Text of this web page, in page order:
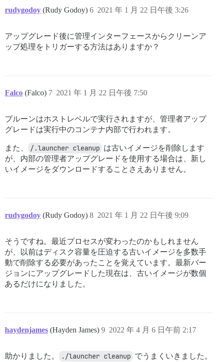
deleted:
deleted:
deleted:
deleted:
deleted:
deleted:
deleted:
deleted:
deleted:
deleted:
deleted:
deleted:
deleted:
deleted:
untagged: discourse/base:2.0.20180802
deleted:
deleted:
deleted:
untagged: local_discourse/metaruby:latest
deleted:
deleted:
deleted:
Total reclaimed space: 15.81GB
rudygodoy (Rudy Godoy) 2021 年 1 月 22 日午後 3:26
6
アップグレード後に管理インターフェースからクリーンア
ップ処理をトリガーする方法はありますか？
Falco (Falco) 2021 年 1 月 22 日午後 7:50
7
プルーンはホストレベルで実行されますが、管理者アップ
グレードは実行中のコンテナ内部で行われます。
また、 /.launcher cleanup は古いイメージを削除します
が、内部の管理者アップグレードを使用する場合は、新し
いイメージをダウンロードすることさえありません。
rudygodoy (Rudy Godoy) 2021 年 1 月 22 日午後 9:09
8
そうですね。最近プロセスが変わったのかもしれません
が、以前はディスク容量を圧迫する古いイメージを多数手
動で削除する必要があったことを覚えています。最新バー
ジョンにアップグレードした現在は、古いイメージが数個
あるだけになりました。
haydenjames (Hayden James) 2022 年 4 月 6 日午前 2:17
9
助かりました。 ./launcher cleanup でうまくいきました。